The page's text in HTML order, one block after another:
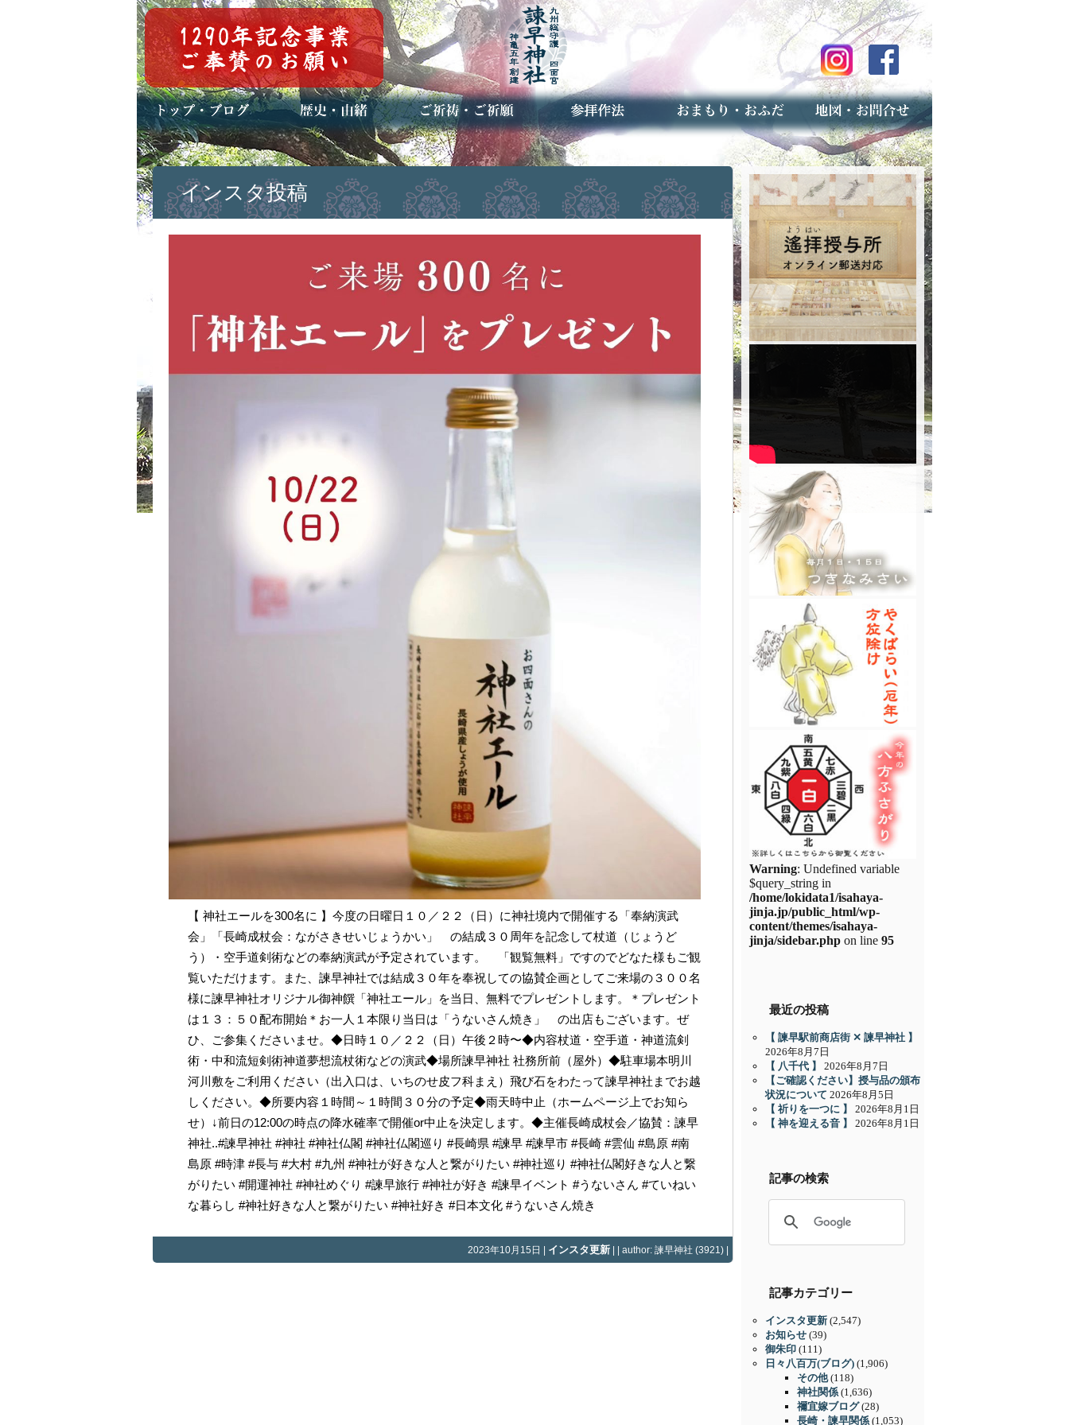
トップページ
ブログ(日々八百万)
お知らせ一覧 歴史・ご祭神
年中行事
メディア掲載 ご祈祷・ご祈願とは
安産祈願
初宮参り
七五三詣
長寿のお祝い
神前結婚式
厄祓い・方位除け
車のお祓い
地鎮祭
神葬祭（神式の葬儀） 神社とは
お参りの作法 授与品のご案内
お焚き上げ（古いお守りのお取り扱い）
アクセスマップ
予約者専用フォーム（事前受付）
インスタ投稿
【 神社エールを300名に 】今度の日曜日１０／２２（日）に神社境内で開催する「奉納演武
会」「長崎成杖会：ながさきせいじょうかい」 の結成３０周年を記念して杖道（じょうど
う）・空手道剣術などの奉納演武が予定されています。 「観覧無料」ですのでどなた様もご観
覧いただけます。また、諫早神社では結成３０年を奉祝しての協賛企画としてご来場の３００名
様に諫早神社オリジナル御神饌「神社エール」を当日、無料でプレゼントします。＊プレゼント
は１３：５０配布開始＊お一人１本限り当日は「うないさん焼き」 の出店もございます。ぜ
ひ、ご参集くださいませ。◆日時１０／２２（日）午後２時〜◆内容杖道・空手道・神道流剣
術・中和流短剣術神道夢想流杖術などの演武◆場所諫早神社 社務所前（屋外）◆駐車場本明川
河川敷をご利用ください（出入口は、いちのせ皮フ科まえ）飛び石をわたって諫早神社までお越
しください。◆所要内容１時間～１時間３０分の予定◆雨天時中止（ホームページ上でお知ら
せ）↓前日の12:00の時点の降水確率で開催or中止を決定します。◆主催長崎成杖会／協賛：諫早
神社..#諫早神社 #神社 #神社仏閣 #神社仏閣巡り #長崎県 #諫早 #諫早市 #長崎 #雲仙 #島原 #南
島原 #時津 #長与 #大村 #九州 #神社が好きな人と繋がりたい #神社巡り #神社仏閣好きな人と繋
がりたい #開運神社 #神社めぐり #諫早旅行 #神社が好き #諫早イベント #うないさん #ていねい
な暮らし #神社好きな人と繋がりたい #神社好き #日本文化 #うないさん焼き
2023年10月15日 | インスタ更新 | | author: 諫早神社 (3921) |
Warning: Undefined variable
$query_string in
/home/lokidata1/isahaya-
jinja.jp/public_html/wp-
content/themes/isahaya-
jinja/sidebar.php on line 95
最近の投稿
【 諫早駅前商店街 ✕ 諫早神社 】
2026年8月7日
【 八千代 】
2026年8月7日
【ご確認ください】授与品の頒布
状況について 2026年8月5日
【 祈りを一つに 】
2026年8月1日
【 神を迎える音 】
2026年8月1日
記事の検索
記事カテゴリー
インスタ更新 (2,547)
お知らせ (39)
御朱印 (111)
日々八百万(ブログ) (1,906)
その他(118)
神社関係 (1,636)
禰宜嫁ブログ(28)
長崎・諫早関係 (1,053)